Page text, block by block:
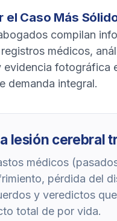
el Caso Más
compilan
médicos,
evidencia fotográfica
demanda integral.
lesión cerebral
médicos
pérdida del
y veredictos
total de por vida.